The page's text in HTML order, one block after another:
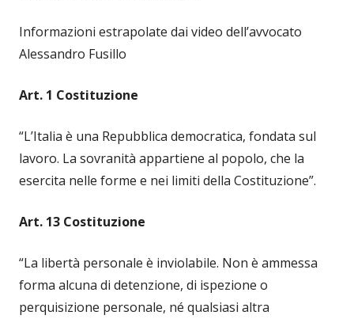
Informazioni estrapolate dai video dell’avvocato
Alessandro Fusillo
Art. 1 Costituzione
“L’Italia è una Repubblica democratica, fondata sul
lavoro. La sovranità appartiene al popolo, che la
esercita nelle forme e nei limiti della Costituzione”.
Art. 13 Costituzione
“La libertà personale è inviolabile. Non è ammessa
forma alcuna di detenzione, di ispezione o
perquisizione personale, né qualsiasi altra